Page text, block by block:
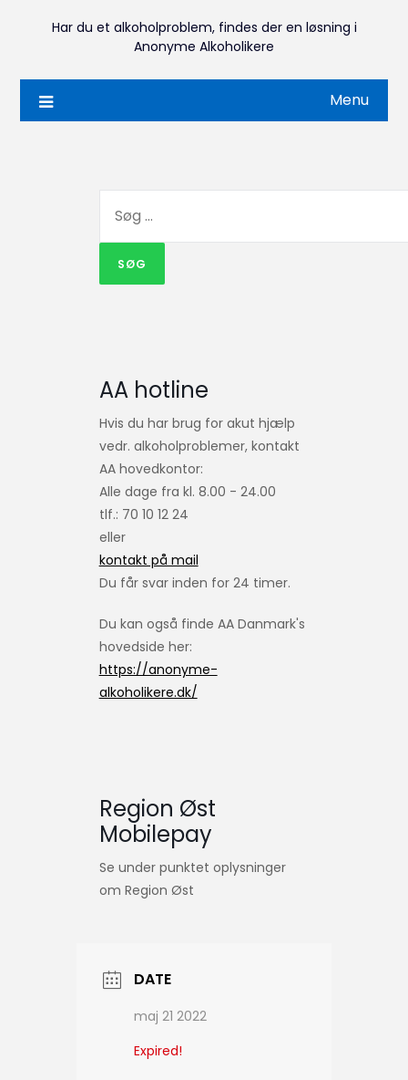
Har du et alkoholproblem, findes der en løsning i
Anonyme Alkoholikere
Menu
AA hotline
Hvis du har brug for akut hjælp
vedr. alkoholproblemer, kontakt
AA hovedkontor:
Alle dage fra kl. 8.00 - 24.00
tlf.: 70 10 12 24
eller
kontakt på mail
Du får svar inden for 24 timer.
Du kan også finde AA Danmark's
hovedside her:
https://anonyme-
alkoholikere.dk/
Region Øst
Mobilepay
Se under punktet oplysninger
om Region Øst
DATE
maj 21 2022
Expired!